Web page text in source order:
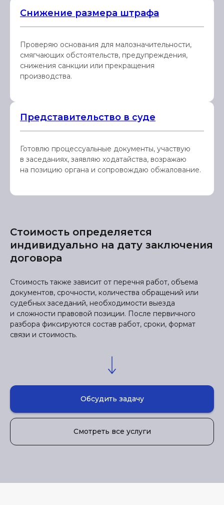
Снижение размера штрафа
Проверяю основания для малозначительности,
смягчающих обстоятельств, предупреждения,
снижения санкции или прекращения
производства.
Представительство в суде
Готовлю процессуальные документы, участвую
в заседаниях, заявляю ходатайства, возражаю
на позицию органа и сопровождаю обжалование.
Стоимость определяется
индивидуально на дату заключения
договора
Стоимость также зависит от перечня работ, объема
документов, срочности, количества обращений или
судебных заседаний, необходимости выезда
и сложности правовой позиции. После первичного
разбора фиксируются состав работ, сроки, формат
связи и стоимость.
Обсудить задачу
Смотреть все услуги